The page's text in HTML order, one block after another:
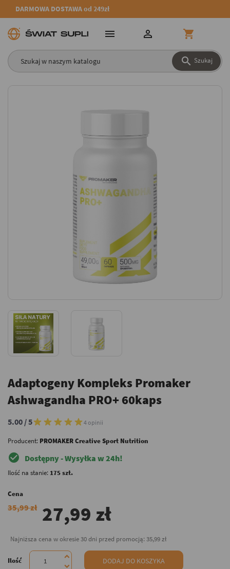
DARMOWA DOSTAWA od 249zł
 Szukaj
  
Adaptogeny Kompleks Promaker
Ashwagandha PRO+ 60kaps
5.00 / 5 4 opinii
Producent: PROMAKER Creative Sport Nutrition
check_circle Dostępny - Wysyłka w 24h!
Ilość na stanie: 175 szt.
Cena
35,99 zł 27,99 zł
Najniższa cena w okresie 30 dni przed promocją: 35,99 zł
Ilość DODAJ DO KOSZYKA